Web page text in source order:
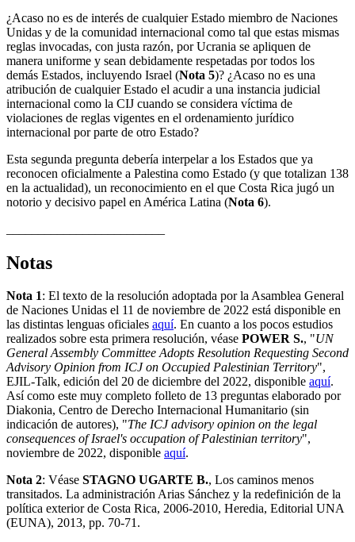
¿Acaso no es de interés de cualquier Estado miembro de Naciones
Unidas y de la comunidad internacional como tal que estas mismas
reglas invocadas, con justa razón, por Ucrania se apliquen de
manera uniforme y sean debidamente respetadas por todos los
demás Estados, incluyendo Israel (Nota 5)? ¿Acaso no es una
atribución de cualquier Estado el acudir a una instancia judicial
internacional como la CIJ cuando se considera víctima de
violaciones de reglas vigentes en el ordenamiento jurídico
internacional por parte de otro Estado?
Esta segunda pregunta debería interpelar a los Estados que ya
reconocen oficialmente a Palestina como Estado (y que totalizan 138
en la actualidad), un reconocimiento en el que Costa Rica jugó un
notorio y decisivo papel en América Latina (Nota 6).
Notas
Nota 1: El texto de la resolución adoptada por la Asamblea General
de Naciones Unidas el 11 de noviembre de 2022 está disponible en
las distintas lenguas oficiales aquí. En cuanto a los pocos estudios
realizados sobre esta primera resolución, véase POWER S., "UN
General Assembly Committee Adopts Resolution Requesting Second
Advisory Opinion from ICJ on Occupied Palestinian Territory",
EJIL-Talk, edición del 20 de diciembre del 2022, disponible aquí.
Así como este muy completo folleto de 13 preguntas elaborado por
Diakonia, Centro de Derecho Internacional Humanitario (sin
indicación de autores), "The ICJ advisory opinion on the legal
consequences of Israel's occupation of Palestinian territory",
noviembre de 2022, disponible aquí.
Nota 2: Véase STAGNO UGARTE B., Los caminos menos
transitados. La administración Arias Sánchez y la redefinición de la
política exterior de Costa Rica, 2006-2010, Heredia, Editorial UNA
(EUNA), 2013, pp. 70-71.